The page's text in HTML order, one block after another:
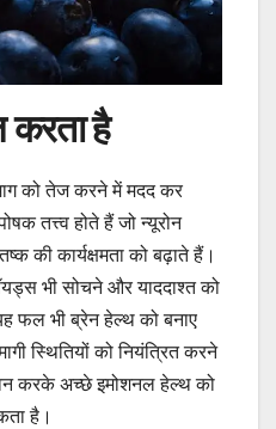
करता है
को तेज करने में मदद कर
तत्त्व होते हैं जो न्यूरोन
की कार्यक्षमता को बढ़ाते हैं।
भी सोचने और याददाश्त को
फल भी ब्रेन हेल्थ को बनाए
स्थितियों को नियंत्रित करने
करके अच्छे इमोशनल हेल्थ को
है।